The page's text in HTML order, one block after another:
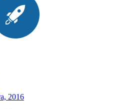
2016